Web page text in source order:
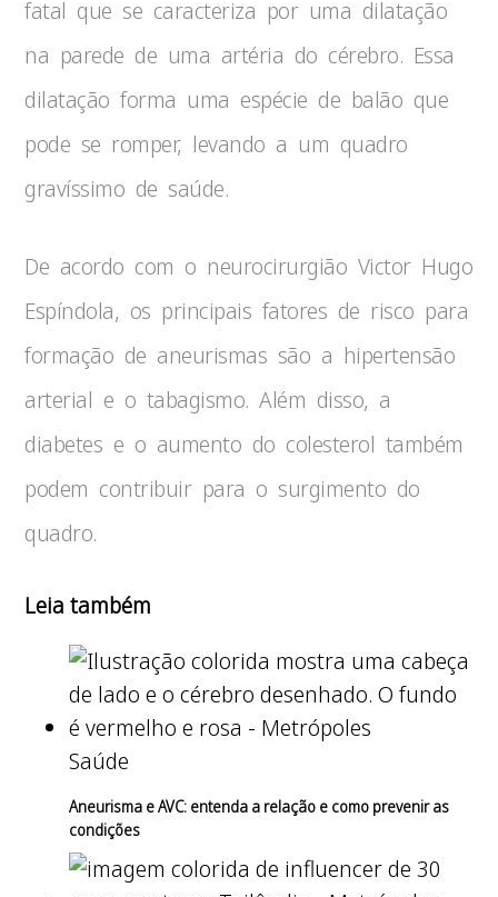
fatal que se caracteriza por uma dilatação
na parede de uma artéria do cérebro. Essa
dilatação forma uma espécie de balão que
pode se romper, levando a um quadro
gravíssimo de saúde.
De acordo com o neurocirurgião Victor Hugo
Espíndola, os principais fatores de risco para
formação de aneurismas são a hipertensão
arterial e o tabagismo. Além disso, a
diabetes e o aumento do colesterol também
podem contribuir para o surgimento do
quadro.
Leia também
Saúde
Aneurisma e AVC: entenda a relação e como prevenir as
condições